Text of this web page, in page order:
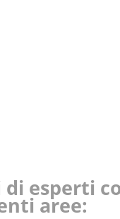
di esperti
aree: